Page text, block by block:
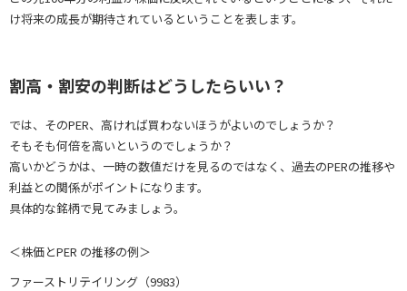
け将来の成長が期待されているということを表します。
割高・割安の判断はどうしたらいい？
では、そのPER、高ければ買わないほうがよいのでしょうか？
そもそも何倍を高いというのでしょうか？
高いかどうかは、一時の数値だけを見るのではなく、過去のPERの推移や
利益との関係がポイントになります。
具体的な銘柄で見てみましょう。
＜株価とPER の推移の例＞
ファーストリテイリング（9983）